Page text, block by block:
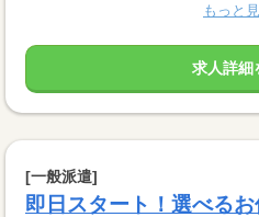
もっと
求人詳細
[一般派遣]
即日スタート！選べる